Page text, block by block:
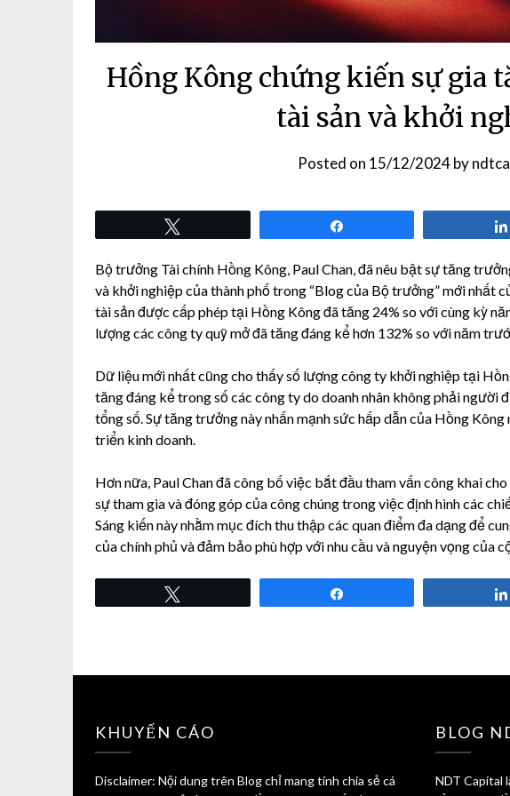
Hồng Kông chứng kiến ​​sự gia
tài sản và khởi
Posted on 15/12/2024by
Bộ trưởng Tài chính Hồng Kông, Paul Chan, đã nêu bật sự tăng
và khởi nghiệp của thành phố trong “Blog của Bộ trưởng” mới nhất
tài sản được cấp phép tại Hồng Kông đã tăng 24% so với cùng kỳ
lượng các công ty quỹ mở đã tăng đáng kể hơn 132% so với năm
Dữ liệu mới nhất cũng cho thấy số lượng công ty khởi nghiệp tại
tăng đáng kể trong số các công ty do doanh nhân không phải người
tổng số. Sự tăng trưởng này nhấn mạnh sức hấp dẫn của Hồng
triển kinh doanh.
Hơn nữa, Paul Chan đã công bố việc bắt đầu tham vấn công khai
sự tham gia và đóng góp của công chúng trong việc định hình các
Sáng kiến ​​này nhằm mục đích thu thập các quan điểm đa dạng để
của chính phủ và đảm bảo phù hợp với nhu cầu và nguyện vọng của
KHUYẾN CÁO
Disclaimer: Nội dung trên Blog chỉ mang tính chia sẻ cá
BLOG
NDT Capital